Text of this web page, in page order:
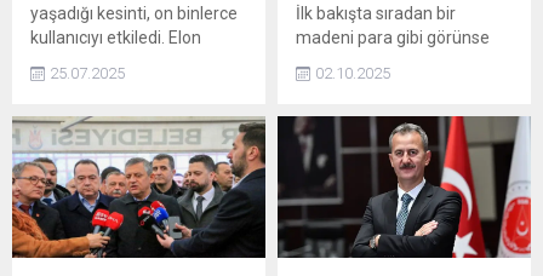
yaşadığı kesinti, on binlerce
kullanıcıyı etkiledi. Elon
çalıştıklarını duyurdu.
25.07.2025
İlk bakışta sıradan bir
madeni para gibi görünse
hataları sayesinde
ilgisini çekiyor. Nadirliği ve
hatalı basımı sayesinde
değerini katlayan bu madeni
paranın, tek bir adedi 4
milyon TL’yi aşan fiyatlara
alıcı bulabiliyor.
02.10.2025